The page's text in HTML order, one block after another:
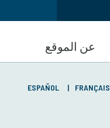
عن الموقع
FRANÇAIS
ESPAÑOL